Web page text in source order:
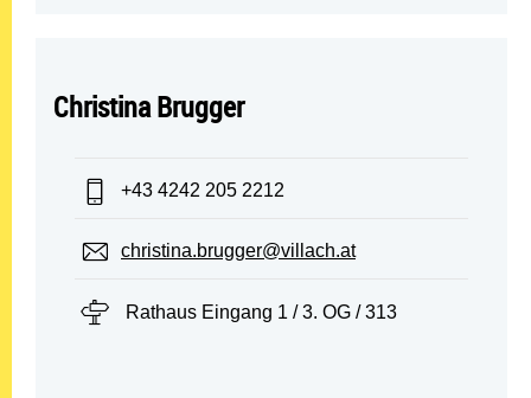
Christina Brugger
Telefon:
+43 4242 205 2212
E-Mail:
christina.brugger@villach.at
Standort:
Rathaus Eingang 1 / 3. OG / 313